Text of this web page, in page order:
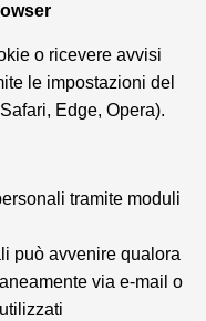
o ricevere avvisi
le impostazioni del
Edge, Opera).
tramite moduli
può avvenire qualora
via e-mail o